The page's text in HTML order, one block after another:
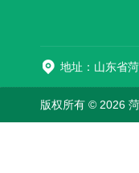
地址：山东省
版权所有 © 2026